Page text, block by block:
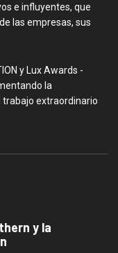
e influyentes, que
las empresas, sus
y Lux Awards -
la
extraordinario
y la